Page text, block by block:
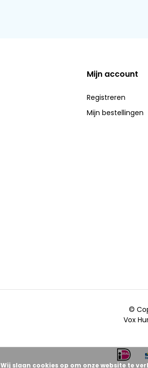
Mijn account
Registreren
Mijn bestellingen
©
Vox
Wij slaan cookies op om onze website te